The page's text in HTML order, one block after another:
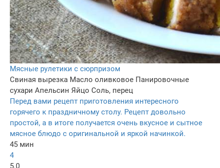
Мясные рулетики с сюрпризом
Свиная вырезка Масло оливковое Панировочные
сухари Апельсин Яйцо Соль, перец
Перед вами рецепт приготовления интересного
горячего к праздничному столу. Рецепт довольно
простой, а в итоге получается очень вкусное и сытное
мясное блюдо с оригинальной и яркой начинкой.
45 мин
4
5.0